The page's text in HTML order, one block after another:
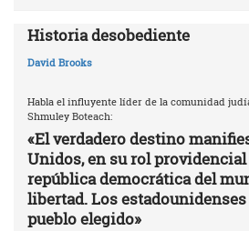
Historia desobediente
David Brooks
Habla el influyente líder de la comunidad
Shmuley Boteach:
«El verdadero destino
Unidos, en su rol
república democrática del
libertad. Los
pueblo elegido»